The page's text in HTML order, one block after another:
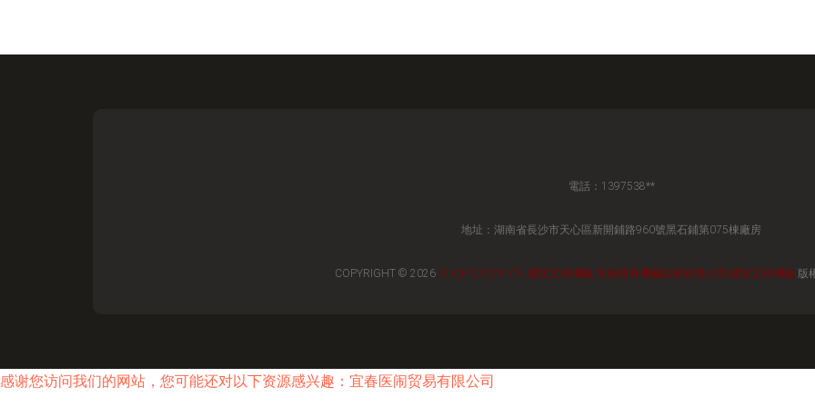
電話：1397538**
地址：湖南省長沙市天心區新開鋪路960號黑石鋪第075棟廠房
COPYRIGHT © 2026 M.CJPQ.COM.CN 建筑工程機械 湖南億升機械設備有限公司 建筑工程機械版
感谢您访问我们的网站，您可能还对以下资源感兴趣：宜春医闹贸易有限公司